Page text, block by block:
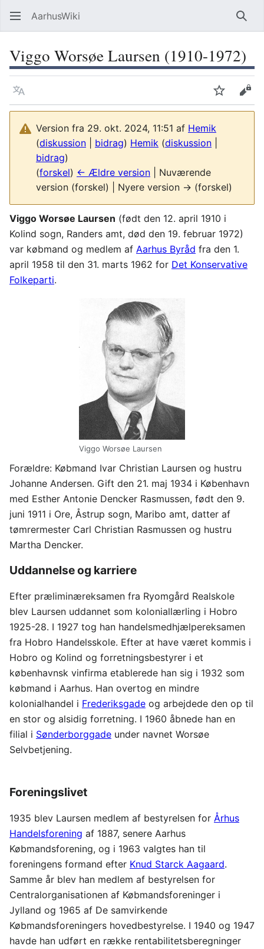
AarhusWiki Søg
Viggo Worsøe Laursen (1910-1972)
Sprog OvervågVis
Version fra 29. okt. 2024, 11:51 af Hemik
(diskussion bidrag) Hemik (diskussion
bidrag)
(forskel) ← Ældre version | Nuværende
version (forskel) | Nyere version → (forskel)
Viggo Worsøe Laursen (født den 12. april 1910 i
Kolind sogn, Randers amt, død den 19. februar 1972)
var købmand og medlem af Aarhus Byråd fra den 1.
april 1958 til den 31. marts 1962 for Det Konservative
Folkeparti.
Viggo Worsøe Laursen
Forældre: Købmand Ivar Christian Laursen og hustru
Johanne Andersen. Gift den 21. maj 1934 i København
med Esther Antonie Dencker Rasmussen, født den 9.
juni 1911 i Ore, Åstrup sogn, Maribo amt, datter af
tømrermester Carl Christian Rasmussen og hustru
Martha Dencker.
Uddannelse og karriere
Efter præliminæreksamen fra Ryomgård Realskole
blev Laursen uddannet som koloniallærling i Hobro
1925-28. I 1927 tog han handelsmedhjælpereksamen
fra Hobro Handelsskole. Efter at have været kommis i
Hobro og Kolind og forretningsbestyrer i et
københavnsk vinfirma etablerede han sig i 1932 som
købmand i Aarhus. Han overtog en mindre
kolonialhandel i Frederiksgade og arbejdede den op til
en stor og alsidig forretning. I 1960 åbnede han en
filial i Sønderborggade under navnet Worsøe
Selvbetjening.
Foreningslivet
1935 blev Laursen medlem af bestyrelsen for Århus
Handelsforening af 1887, senere Aarhus
Købmandsforening, og i 1963 valgtes han til
foreningens formand efter Knud Starck Aagaard.
Samme år blev han medlem af bestyrelsen for
Centralorganisationen af Købmandsforeninger i
Jylland og 1965 af De samvirkende
Købmandsforeningers hovedbestyrelse. I 1940 og 1947
havde han udført en række rentabilitetsberegninger